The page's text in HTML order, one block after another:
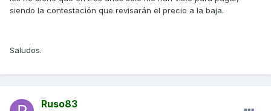
siendo la contestación que revisarán el precio a la baja.
Saludos.
Ruso83